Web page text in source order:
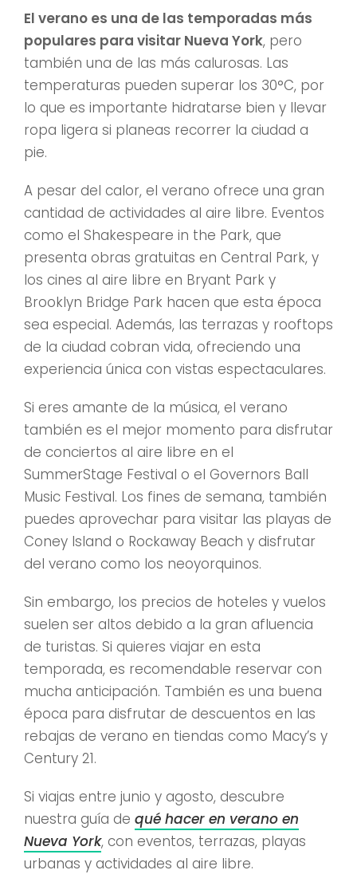
El verano es una de las temporadas más
populares para visitar Nueva York, pero
también una de las más calurosas. Las
temperaturas pueden superar los 30°C, por
lo que es importante hidratarse bien y llevar
ropa ligera si planeas recorrer la ciudad a
pie.
A pesar del calor, el verano ofrece una gran
cantidad de actividades al aire libre. Eventos
como el Shakespeare in the Park, que
presenta obras gratuitas en Central Park, y
los cines al aire libre en Bryant Park y
Brooklyn Bridge Park hacen que esta época
sea especial. Además, las terrazas y rooftops
de la ciudad cobran vida, ofreciendo una
experiencia única con vistas espectaculares.
Si eres amante de la música, el verano
también es el mejor momento para disfrutar
de conciertos al aire libre en el
SummerStage Festival o el Governors Ball
Music Festival. Los fines de semana, también
puedes aprovechar para visitar las playas de
Coney Island o Rockaway Beach y disfrutar
del verano como los neoyorquinos.
Sin embargo, los precios de hoteles y vuelos
suelen ser altos debido a la gran afluencia
de turistas. Si quieres viajar en esta
temporada, es recomendable reservar con
mucha anticipación. También es una buena
época para disfrutar de descuentos en las
rebajas de verano en tiendas como Macy’s y
Century 21.
Si viajas entre junio y agosto, descubre
nuestra guía de qué hacer en verano en
Nueva York, con eventos, terrazas, playas
urbanas y actividades al aire libre.